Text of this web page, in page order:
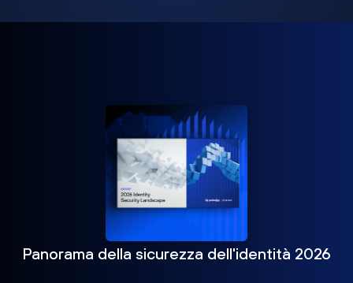
Panorama della sicurezza dell'identità 2026